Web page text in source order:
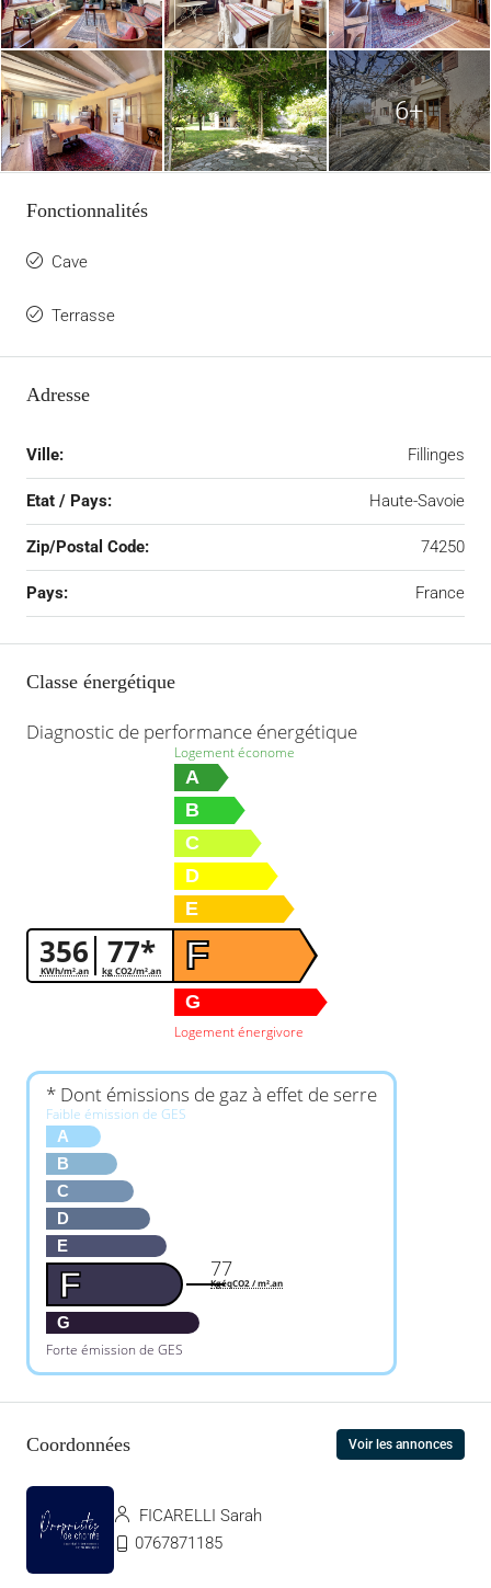
6+
Fonctionnalités
Cave
Terrasse
Adresse
Ville: Fillinges
Etat / Pays: Haute-Savoie
Zip/Postal Code: 74250
Pays: France
Classe énergétique
Diagnostic de performance énergétique
356
KWh/m².an 77*
kg CO2/m².an
Logement économe
A
B
C
D
E
F
G
Logement énergivore
* Dont émissions de gaz à effet de serre
Faible émission de GES
A
B
C
D
E
F
G
Forte émission de GES
77
KgéqCO2 / m².an
Coordonnées Voir les annonces
FICARELLI Sarah
0767871185